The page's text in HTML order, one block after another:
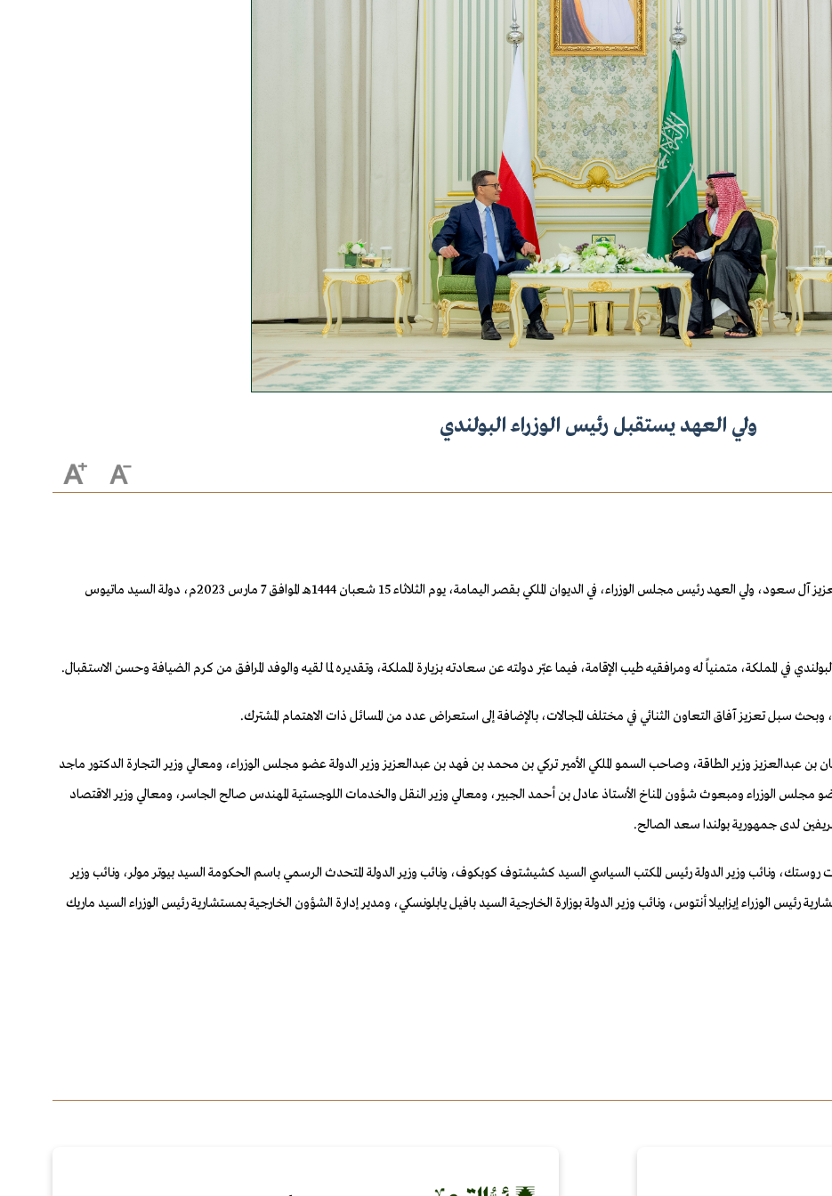
ولي العهد يستقبل رئيس الوزراء البولندي
استقبل صاحب السمو الملكي الأمير محمد بن سلمان بن عبدالعزيز آل سعود، ولي العهد رئيس مجلس الوزراء، في الديوان الملكي بقصر اليمامة، يوم الثلاثاء 15 شعبان 1444هـ الموافق 7 مارس 2023م، دولة السيد ماتيوس
في المملكة، متمنياً له ومرافقيه طيب الإقامة، فيما عبّر دولته عن سعادته بزيارة المملكة، وتقديره لما لقيه والوفد المرافق من كرم الضيافة وحسن الاستقبال.
سبل تعزيز آفاق التعاون الثنائي في مختلف المجالات، بالإضافة إلى استعراض عدد من المسائل ذات الاهتمام المشترك.
عبدالعزيز وزير الطاقة، وصاحب السمو الملكي الأمير تركي بن محمد بن فهد بن عبدالعزيز وزير الدولة عضو مجلس الوزراء، ومعالي وزير التجارة الدكتور ماجد
مجلس الوزراء ومبعوث شؤون المناخ الأستاذ عادل بن أحمد الجبير، ومعالي وزير النقل والخدمات اللوجستية المهندس صالح الجاسر، ومعالي وزير الاقتصاد
لدى جمهورية بولندا سعد الصالح.
روستك، ونائب وزير الدولة رئيس المكتب السياسي السيد كشيشتوف كوبكوف، ونائب وزير الدولة المتحدث الرسمي باسم الحكومة السيد بيوتر مولر، ونائب وزير
رئيس الوزراء إيزابيلا أنتوس، ونائب وزير الدولة بوزارة الخارجية السيد بافيل يابلونسكي، ومدير إدارة الشؤون الخارجية بمستشارية رئيس الوزراء السيد ماريك